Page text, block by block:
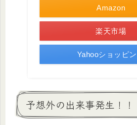
Amazon
楽天市場
Yahooショッピ
予想外の出来事発生！！